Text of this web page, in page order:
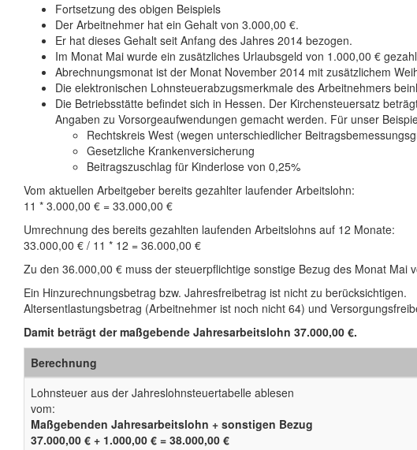
Fortsetzung des obigen Beispiels
Der Arbeitnehmer hat ein Gehalt von 3.000,00 €.
Er hat dieses Gehalt seit Anfang des Jahres 2014 bezogen.
Im Monat Mai wurde ein zusätzliches Urlaubsgeld von 1.000,00 €
Abrechnungsmonat ist der Monat November 2014 mit zusätzlichem
Die elektronischen Lohnsteuerabzugsmerkmale des Arbeitnehmers
Die Betriebsstätte befindet sich in Hessen. Der Kirchensteuersatz
Angaben zu Vorsorgeaufwendungen gemacht werden. Für unser
Rechtskreis West (wegen unterschiedlicher
Gesetzliche Krankenversicherung
Beitragszuschlag für Kinderlose von 0,25%
Vom aktuellen Arbeitgeber bereits gezahlter laufender Arbeitslohn:
11 * 3.000,00 € = 33.000,00 €
Umrechnung des bereits gezahlten laufenden Arbeitslohns auf 12 Monate:
33.000,00 € / 11 * 12 = 36.000,00 €
Zu den 36.000,00 € muss der steuerpflichtige sonstige Bezug des Monat Mai
Ein Hinzurechnungsbetrag bzw. Jahresfreibetrag ist nicht zu berücksichtigen.
Altersentlastungsbetrag (Arbeitnehmer ist noch nicht 64) und
Damit beträgt der maßgebende Jahresarbeitslohn 37.000,00 €.
Berechnung
Lohnsteuer aus der Jahreslohnsteuertabelle ablesen
vom:
Maßgebenden Jahresarbeitslohn + sonstigen Bezug
37.000,00 € + 1.000,00 € = 38.000,00 €